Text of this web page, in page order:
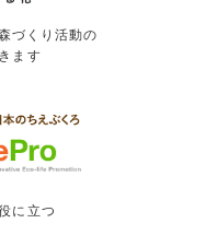
づくり活動の
ます
に立つ